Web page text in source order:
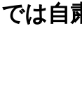
は自